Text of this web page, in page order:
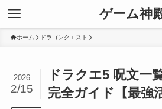
ゲーム神
ホーム ドラゴンクエスト
ドラクエ5 呪文一
完全ガイド【最強
2026
2/15